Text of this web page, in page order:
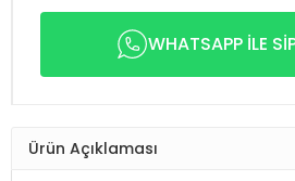
WHATSAPP İLE
Ürün Açıklaması